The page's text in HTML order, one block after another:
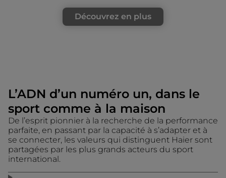
Découvrez en plus
L’ADN d’un numéro un, dans le
sport comme à la maison
De l’esprit pionnier à la recherche de la performance
parfaite, en passant par la capacité à s’adapter et à
se connecter, les valeurs qui distinguent Haier sont
partagées par les plus grands acteurs du sport
international.